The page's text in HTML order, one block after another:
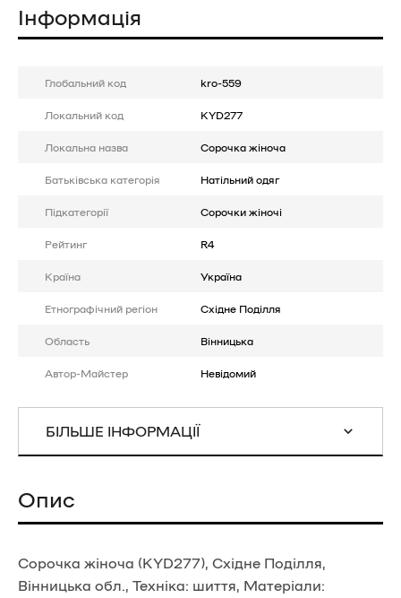
Інформація
Глобальний код kro-559
Локальний код KYD277
Локальна назва Сорочка жіноча
Батькiвська категорія Натільний одяг
Підкатегорії Сорочки жіночі
Рейтинг R4
Країна Україна
Етнографічний регіон Східне Поділля
Область Вінницька
Автор-Майстер Невідомий
БІЛЬШЕ ІНФОРМАЦІЇ
Опис
Сорочка жіноча (KYD277), Східне Поділля,
Вінницька обл., Техніка: шиття, Матеріали: